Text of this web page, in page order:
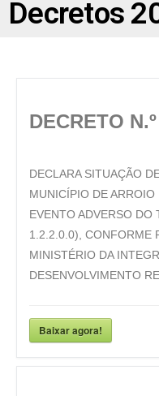
Decretos
DECRETO
DECLARA SITUAÇÃO
MUNICÍPIO DE
EVENTO ADVERSO DO
1.2.2.0.0), CONFORME
MINISTÉRIO DA
DESENVOLVIMENTO
Baixar agora!